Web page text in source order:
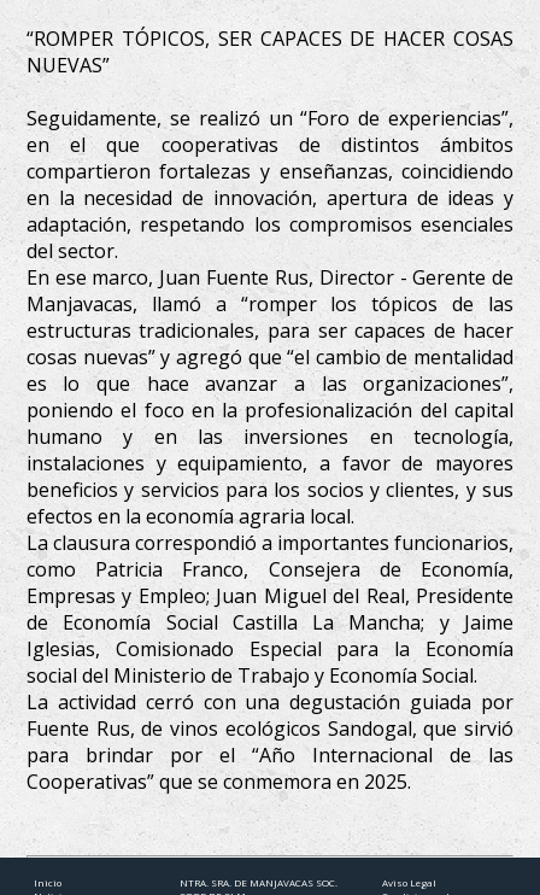
“ROMPER TÓPICOS, SER CAPACES DE HACER COSAS
NUEVAS”
Seguidamente, se realizó un “Foro de experiencias”,
en el que cooperativas de distintos ámbitos
compartieron fortalezas y enseñanzas, coincidiendo
en la necesidad de innovación, apertura de ideas y
adaptación, respetando los compromisos esenciales
del sector.
En ese marco, Juan Fuente Rus, Director - Gerente de
Manjavacas, llamó a “romper los tópicos de las
estructuras tradicionales, para ser capaces de hacer
cosas nuevas” y agregó que “el cambio de mentalidad
es lo que hace avanzar a las organizaciones”,
poniendo el foco en la profesionalización del capital
humano y en las inversiones en tecnología,
instalaciones y equipamiento, a favor de mayores
beneficios y servicios para los socios y clientes, y sus
efectos en la economía agraria local.
La clausura correspondió a importantes funcionarios,
como Patricia Franco, Consejera de Economía,
Empresas y Empleo; Juan Miguel del Real, Presidente
de Economía Social Castilla La Mancha; y Jaime
Iglesias, Comisionado Especial para la Economía
social del Ministerio de Trabajo y Economía Social.
La actividad cerró con una degustación guiada por
Fuente Rus, de vinos ecológicos Sandogal, que sirvió
para brindar por el “Año Internacional de las
Cooperativas” que se conmemora en 2025.
Inicio
NTRA. SRA. DE MANJAVACAS SOC.
Aviso Legal